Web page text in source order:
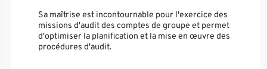
Sa maîtrise est incontournable pour l'exercice des
missions d'audit des comptes de groupe et permet
d'optimiser la planification et la mise en œuvre des
procédures d'audit.